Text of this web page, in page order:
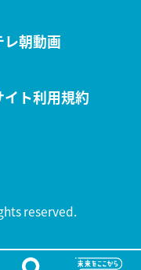
レ朝動画
イト利用規約
reserved.